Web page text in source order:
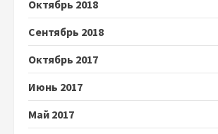
Октябрь 2018
Сентябрь 2018
Октябрь 2017
Июнь 2017
Май 2017